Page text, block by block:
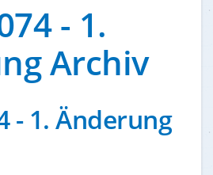
- 1.
Archiv
- 1. Änderung